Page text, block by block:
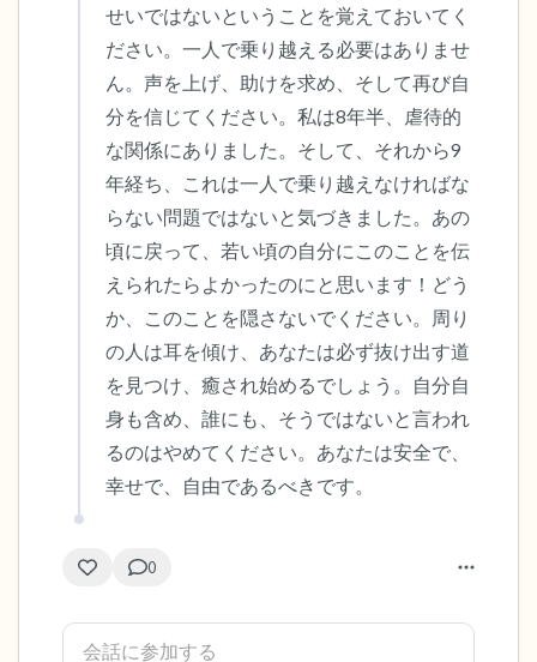
せいではないということを覚えておいてく
ださい。一人で乗り越える必要はありませ
ん。声を上げ、助けを求め、そして再び自
分を信じてください。私は8年半、虐待的
な関係にありました。そして、それから9
年経ち、これは一人で乗り越えなければな
らない問題ではないと気づきました。あの
頃に戻って、若い頃の自分にこのことを伝
えられたらよかったのにと思います！どう
か、このことを隠さないでください。周り
の人は耳を傾け、あなたは必ず抜け出す道
を見つけ、癒され始めるでしょう。自分自
身も含め、誰にも、そうではないと言われ
るのはやめてください。あなたは安全で、
幸せで、自由であるべきです。
0